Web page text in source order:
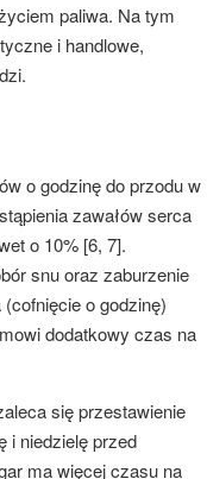
paliwa. Na tym
i handlowe,
o godzinę do przodu w
zawałów serca
o 10% [6, 7].
snu oraz zaburzenie
o godzinę)
dodatkowy czas na
się przestawienie
i niedzielę przed
ma więcej czasu na